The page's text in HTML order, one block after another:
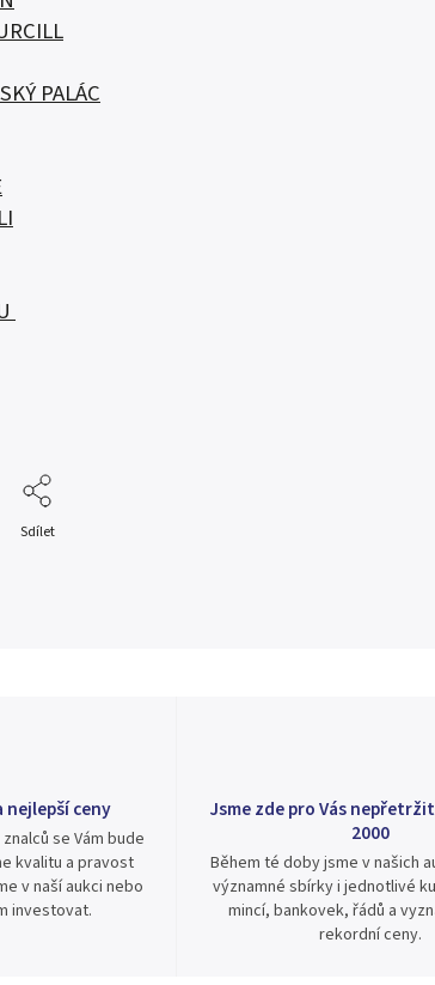
PALÁC
Sdílet
nejlepší ceny
se Vám bude
kvalitu a pravost
v naší aukci nebo
investovat.
Jsme zde pro Vás
2000
Během té doby jsme v našich
významné sbírky i jednotlivé
mincí, bankovek, řádů a
rekordní ceny.